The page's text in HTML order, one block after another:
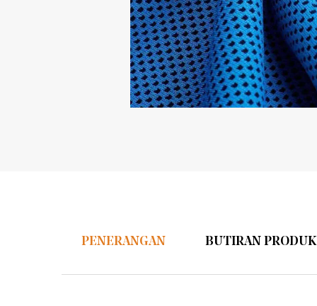
PENERANGAN BUTIRAN PRODUK